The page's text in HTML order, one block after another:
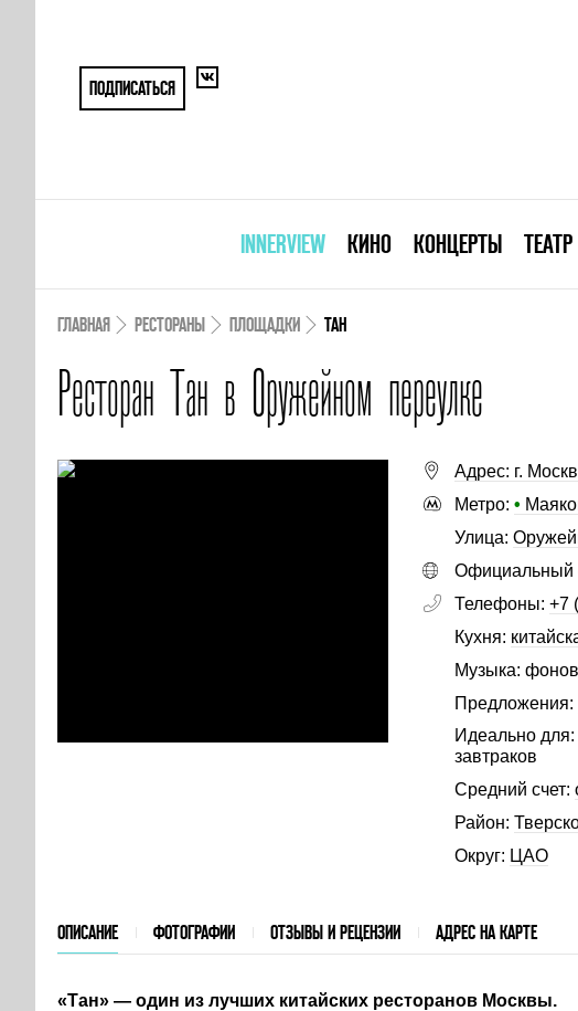
ПОДПИСАТЬСЯ
INNERVIEW КИНО КОНЦЕРТЫ ТЕАТР
ГЛАВНАЯ РЕСТОРАНЫ ПЛОЩАДКИ ТАН
Ресторан Тан в Оружейном переулке
Адрес: г.
Метро: •
Улица:
Официальный
Телефоны: +7
Кухня:
Музыка:
Предложения:
Идеально для:
завтраков
Средний счет:
Район:
Округ: ЦАО
ОПИСАНИЕ ФОТОГРАФИИ ОТЗЫВЫ И РЕЦЕНЗИИ АДРЕС НА КАРТЕ
«Тан» — один из лучших китайских ресторанов Москвы.